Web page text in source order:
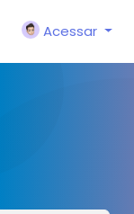
Acessar